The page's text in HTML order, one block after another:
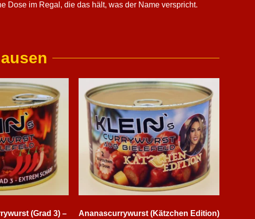
Dose im Regal, die das hält, was der Name verspricht.
(Grad 3) –
Ananascurrywurst (Kätzchen Edition)